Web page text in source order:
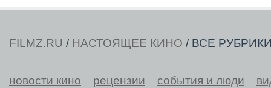
FILMZ.RU / НАСТОЯЩЕЕ КИНО / ВСЕ
новости кино рецензии события и люди